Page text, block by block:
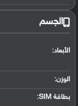
الجسم
الأبعاد:
الوزن:
بطاقة SIM: